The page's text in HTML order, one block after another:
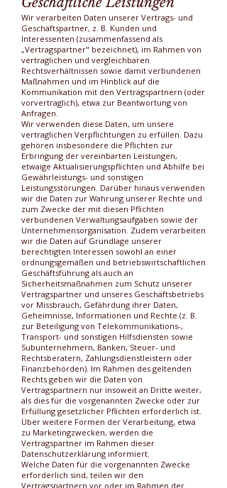
Wir verarbeiten Daten unserer Vertrags- und
Geschäftspartner, z. B. Kunden und
Interessenten (zusammenfassend als
„Vertragspartner" bezeichnet), im Rahmen von
vertraglichen und vergleichbaren
Rechtsverhältnissen sowie damit verbundenen
Maßnahmen und im Hinblick auf die
Kommunikation mit den Vertragspartnern (oder
vorvertraglich), etwa zur Beantwortung von
Anfragen.
Wir verwenden diese Daten, um unsere
vertraglichen Verpflichtungen zu erfüllen. Dazu
gehören insbesondere die Pflichten zur
Erbringung der vereinbarten Leistungen,
etwaige Aktualisierungspflichten und Abhilfe bei
Gewährleistungs- und sonstigen
Leistungsstörungen. Darüber hinaus verwenden
wir die Daten zur Wahrung unserer Rechte und
zum Zwecke der mit diesen Pflichten
verbundenen Verwaltungsaufgaben sowie der
Unternehmensorganisation. Zudem verarbeiten
wir die Daten auf Grundlage unserer
berechtigten Interessen sowohl an einer
ordnungsgemäßen und betriebswirtschaftlichen
Geschäftsführung als auch an
Sicherheitsmaßnahmen zum Schutz unserer
Vertragspartner und unseres Geschäftsbetriebs
vor Missbrauch, Gefährdung ihrer Daten,
Geheimnisse, Informationen und Rechte (z. B.
zur Beteiligung von Telekommunikations-,
Transport- und sonstigen Hilfsdiensten sowie
Subunternehmern, Banken, Steuer- und
Rechtsberatern, Zahlungsdienstleistern oder
Finanzbehörden). Im Rahmen des geltenden
Rechts geben wir die Daten von
Vertragspartnern nur insoweit an Dritte weiter,
als dies für die vorgenannten Zwecke oder zur
Erfüllung gesetzlicher Pflichten erforderlich ist.
Über weitere Formen der Verarbeitung, etwa
zu Marketingzwecken, werden die
Vertragspartner im Rahmen dieser
Datenschutzerklärung informiert.
Welche Daten für die vorgenannten Zwecke
erforderlich sind, teilen wir den
Vertragspartnern vor oder im Rahmen der